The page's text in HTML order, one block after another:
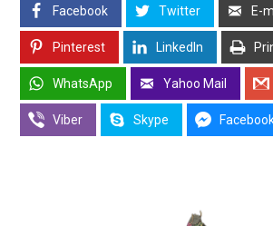
Facebook Twitter E-
Pinterest LinkedIn
WhatsApp Yahoo Mail
Viber Skype